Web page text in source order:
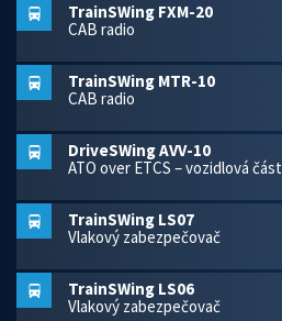
TrainSWing FXM-20
CAB radio
TrainSWing MTR-10
CAB radio
DriveSWing AVV-10
ATO over ETCS – vozidlová část
TrainSWing LS07
Vlakový zabezpečovač
TrainSWing LS06
Vlakový zabezpečovač